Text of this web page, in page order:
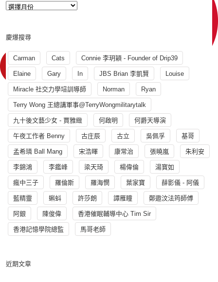
慶爆搜尋
Carman Cats Connie 李玥穎 - Founder of Drip39
Elaine Gary In JBS Brian 李凱賢 Louise
Miracle 社交力學培訓導師 Norman Ryan
Terry Wong 王總講軍事@TerryWongmilitarytalk
九十後文藝少女 - 賈雅緻 何啟明 何爵天導演
午夜工作者 Benny 古庄辰 古立 吳佩孚 基哥
孟希璘 Ball Mang 宋浩暉 康常治 張曉嵐 朱利安
李錦鴻 李鑑峰 梁天琦 楊偉倫 湯寳如
瘋中三子 羅倫斯 羅海憫 葉家寶 薛影儀 - 阿儀
藍精靈 蝌蚪 許莎朗 譚雁瞳 鄭遨汶法筠師傅
阿銀 陳俊偉 香港催眠輔導中心 Tim Sir
香港記憶學院總監 馬哥老師
近期文章